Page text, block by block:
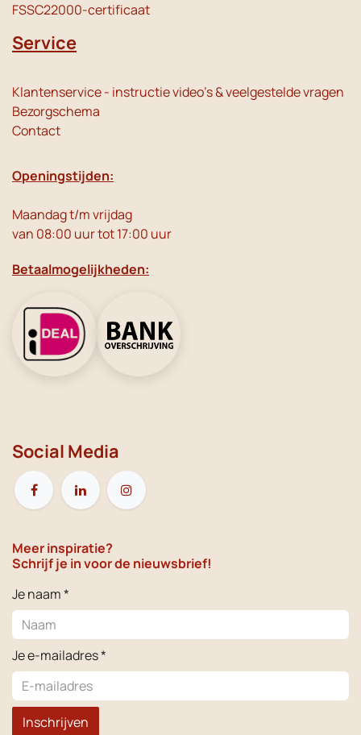
FSSC22000-certificaat
Service
Klantenservice - instructie video's & veelgestelde vragen
Bezorgschema
Contact
Openingstijden:
Maandag t/m vrijdag
van 08:00 uur tot 17:00 uur
Betaalmogelijkheden:
Social Media
Meer inspiratie?
Schrijf je in voor de nieuwsbrief!
Je naam *
Je e-mailadres *
Inschrijven